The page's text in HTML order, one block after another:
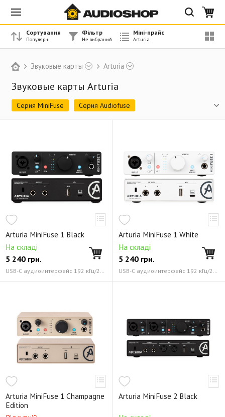
Звуковые карты Arturia
Звуковые карты Arturia
Серия MiniFuse
Серия Audiofuse
Arturia MiniFuse 1 Black
На складі
5 240 грн.
USB-C аудиоинтерфейс 192 кГц/24 бит
Arturia MiniFuse 1 White
На складі
5 240 грн.
USB-C аудиоинтерфейс 192 кГц/24 бит
Arturia MiniFuse 1 Champagne
Edition
Arturia MiniFuse 2 Black
Сортування Фільтр Міні-прайс